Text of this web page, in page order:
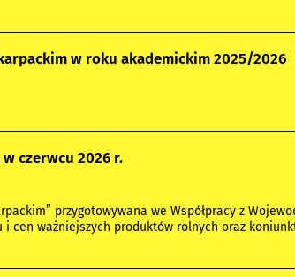
w roku akademickim 2025/2026
czerwcu 2026 r.
przygotowywana we Współpracy z
cen ważniejszych produktów rolnych oraz